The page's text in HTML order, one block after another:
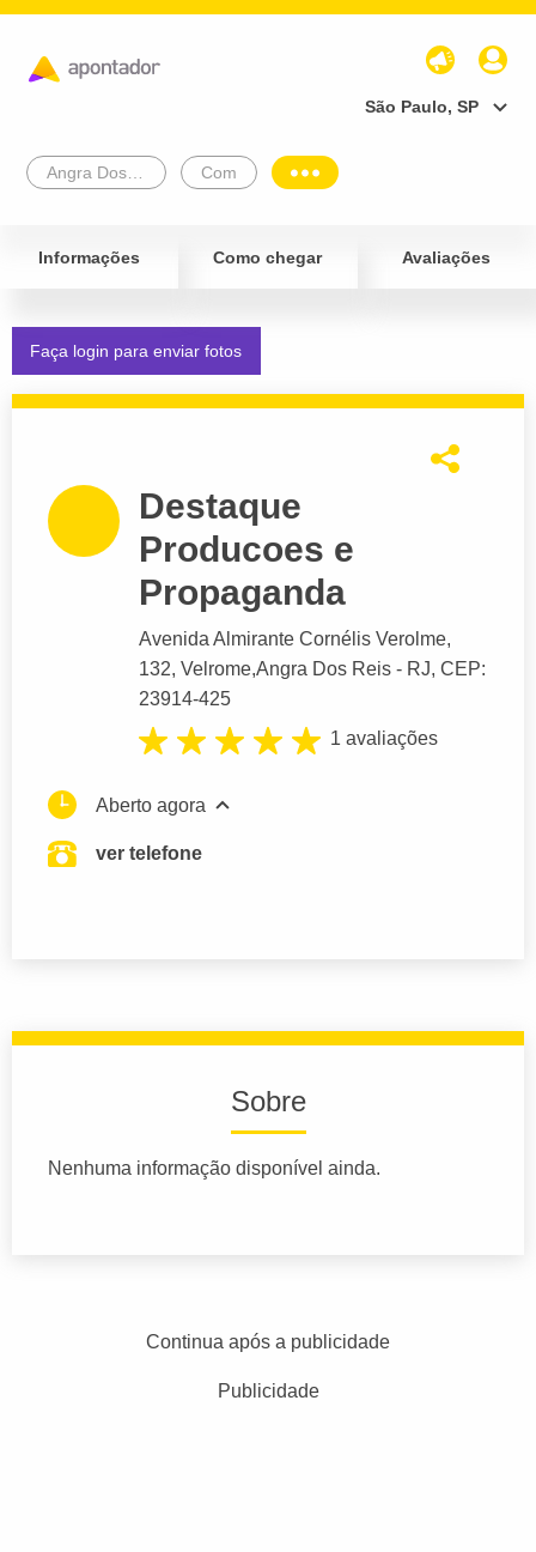
São Paulo, SP
Com
Informações Como chegar Avaliações
Faça login para enviar fotos
Destaque
Producoes e
Propaganda
Avenida Almirante Cornélis Verolme,
132, Velrome,Angra Dos Reis - RJ, CEP:
23914-425
1 avaliações
Aberto agora
ver telefone
Sobre
Nenhuma informação disponível ainda.
Continua após a publicidade
Publicidade